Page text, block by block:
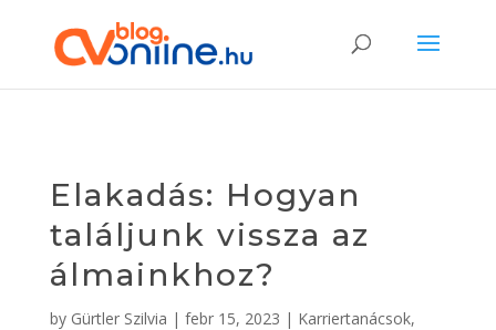
Elakadás: Hogyan
találjunk vissza az
álmainkhoz?
by Gürtler Szilvia | febr 15, 2023 | Karriertanácsok,